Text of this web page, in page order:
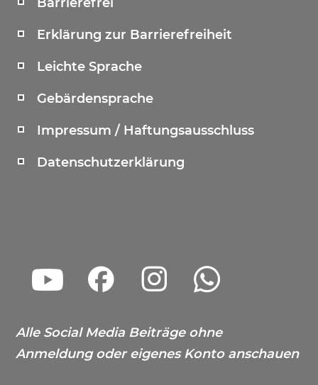
Erklärung zur Barrierefreiheit
Leichte Sprache
Gebärdensprache
Impressum / Haftungsausschluss
Datenschutzerklärung
Alle Social Media Beiträge ohne
Anmeldung oder eigenes Konto anschauen